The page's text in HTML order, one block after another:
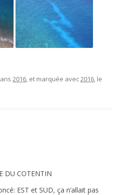
2016, et marquée avec2016, le
DU COTENTIN
EST et SUD, ça n’allait pas